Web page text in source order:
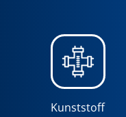
Kunststoff